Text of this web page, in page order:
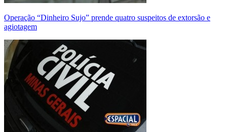
Operação “Dinheiro Sujo” prende quatro suspeitos de extorsão e
agiotagem